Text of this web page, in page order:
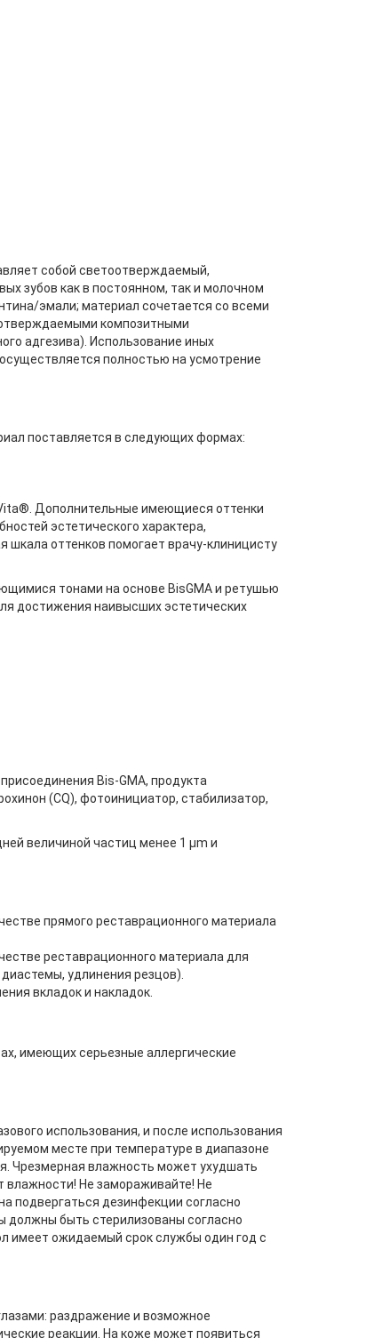
собой светоотверждаемый,
зубов как в постоянном, так и молочном
эмали; материал сочетается со всеми
композитными
адгезива). Использование иных
полностью на усмотрение
поставляется в следующих формах:
Дополнительные имеющиеся оттенки
эстетического характера,
оттенков помогает врачу-клиницисту
тонами на основе BisGMA и ретушью
достижения наивысших эстетических
Bis-GMA, продукта
(CQ), фотоинициатор, стабилизатор,
величиной частиц менее 1 µm и
прямого реставрационного материала
реставрационного материала для
удлинения резцов).
вкладок и накладок.
имеющих серьезные аллергические
использования, и после использования
месте при температуре в диапазоне
Чрезмерная влажность может ухудшать
влажности! Не замораживайте! Не
подвергаться дезинфекции согласно
быть стерилизованы согласно
имеет ожидаемый срок службы один год с
раздражение и возможное
реакции. На коже может появиться